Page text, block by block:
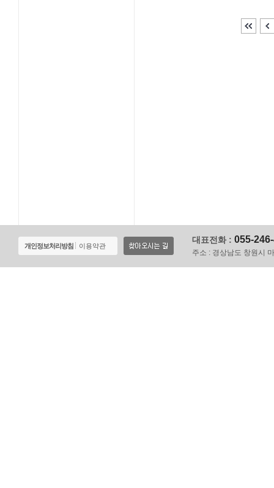
개인정보처리방침 이용약관
대표전화 : 055-
주소 : 경상남도 창원시